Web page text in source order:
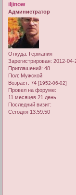
iljinow
Администратор
Откуда: Германия
Зарегистрирован: 2012-04-
Приглашений: 48
Пол: Мужской
Возраст: 74 [1952-06-02]
Провел на форуме:
11 месяцев 21 день
Последний визит:
Сегодня 13:59:50